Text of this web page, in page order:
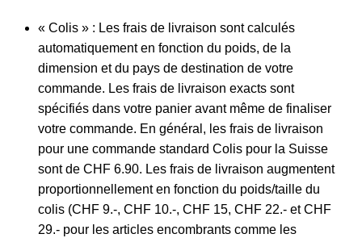
« Colis » : Les frais de livraison sont calculés
automatiquement en fonction du poids, de la
dimension et du pays de destination de votre
commande. Les frais de livraison exacts sont
spécifiés dans votre panier avant même de finaliser
votre commande. En général, les frais de livraison
pour une commande standard Colis pour la Suisse
sont de CHF 6.90. Les frais de livraison augmentent
proportionnellement en fonction du poids/taille du
colis (CHF 9.-, CHF 10.-, CHF 15, CHF 22.- et CHF
29.- pour les articles encombrants comme les